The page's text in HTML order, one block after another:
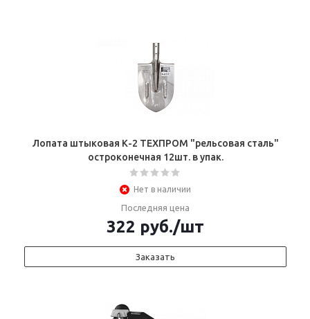
Лопата штыковая К-2 ТЕХПРОМ "рельсовая сталь"
остроконечная 12шт. в упак.
Нет в наличии
Последняя цена
322 руб./шт
Заказать